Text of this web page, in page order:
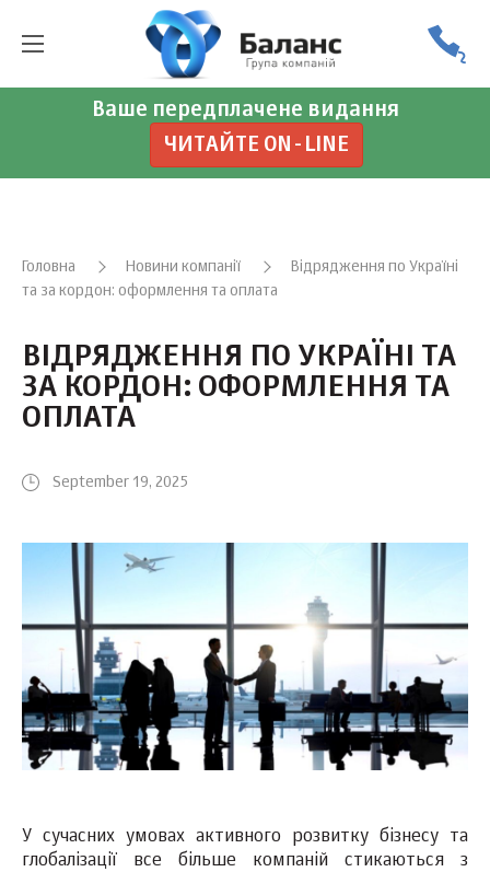
Ваше передплачене видання
ЧИТАЙТЕ ON-LINE
Головна Новини компанії
Відрядження по Україні
та за кордон: оформлення та оплата
ВІДРЯДЖЕННЯ ПО УКРАЇНІ ТА
ЗА КОРДОН: ОФОРМЛЕННЯ ТА
ОПЛАТА
September 19, 2025
У сучасних умовах активного розвитку бізнесу та
глобалізації все більше компаній стикаються з